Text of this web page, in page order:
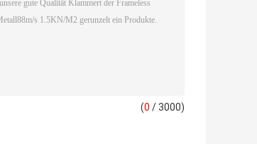
(0 / 3000)